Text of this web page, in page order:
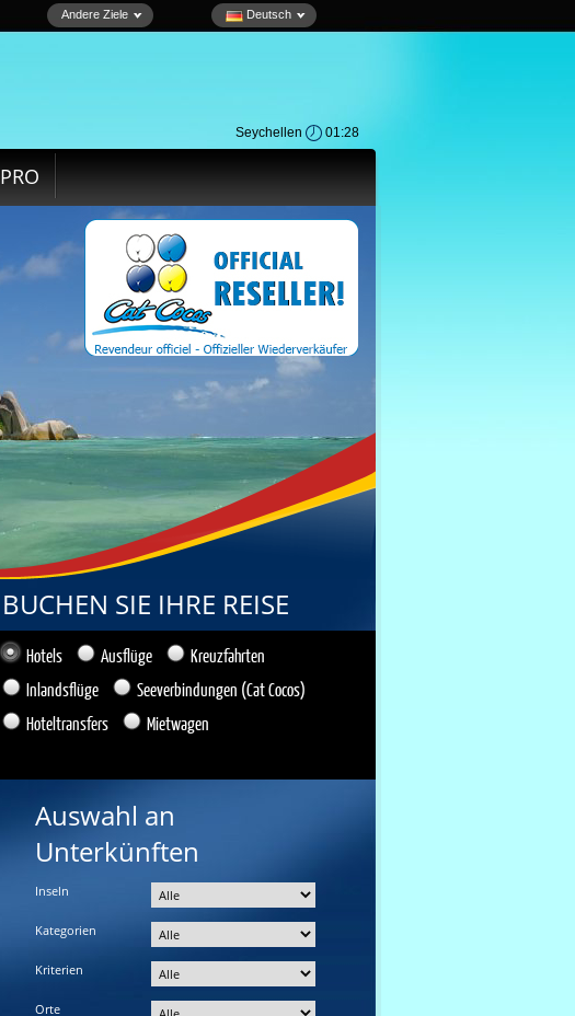
Andere Ziele Deutsch
Seychellen 01:28
PRO
BUCHEN SIE IHRE REISE
Hotels Ausflüge
Kreuzfahrten
Inlandsflüge
Seeverbindungen (Cat Cocos)
Hoteltransfers
Mietwagen
Auswahl an
Unterkünften
Inseln
Kategorien
Kriterien
Orte